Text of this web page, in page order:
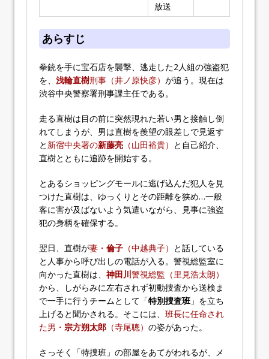
放送
あらすじ
拳銃を手に宝石店を襲撃、逃走した2人組の強盗犯
を、 浅輪直樹刑事（井ノ原快彦） が追う。現在は
渋谷中央警察署刑事課主任である。
走る直樹は目の前に突然現れた若い男と接触し倒
れてしまうが、男は直樹を羨望の眼差しで見返す
と 新宿中央署の新藤亮 （山田裕貴） と自己紹介、
直樹とともに追跡を開始する。
とあるショッピングモールに逃げ込んだ犯人を見
つけた直樹は、ゆっくりとその距離を狭め…一般
客に害が及ばないよう気遣いながら、見事に強盗
犯の身柄を確保する。
翌日、直樹が妻・ 倫子 （中越典子） と話している
と人事から呼び出しの電話が入る。警視総監室に
向かった直樹は、 神田川警視総監（里見浩太朗）
から、しがらみに左右されず初動捜査から送検ま
で一手に行うチームとして「特別捜査班」を立ち
上げると聞かされる。そこには、 班長に任命され
た男・ 宗方朔太郎 （寺尾聰） の姿があった。
さっそく「特捜班」の部屋をあてがわれるが、メ